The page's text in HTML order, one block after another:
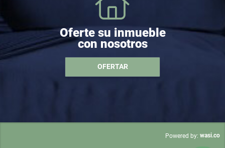
Oferte su inmueble
con nosotros
OFERTAR
Powered by: wasi.co